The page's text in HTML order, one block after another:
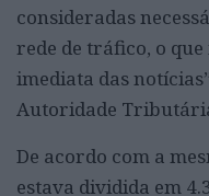
consideradas
rede de tráfico, o
imediata das
Autoridade
De acordo com a
estava dividida em